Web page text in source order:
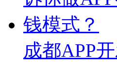
成都APP